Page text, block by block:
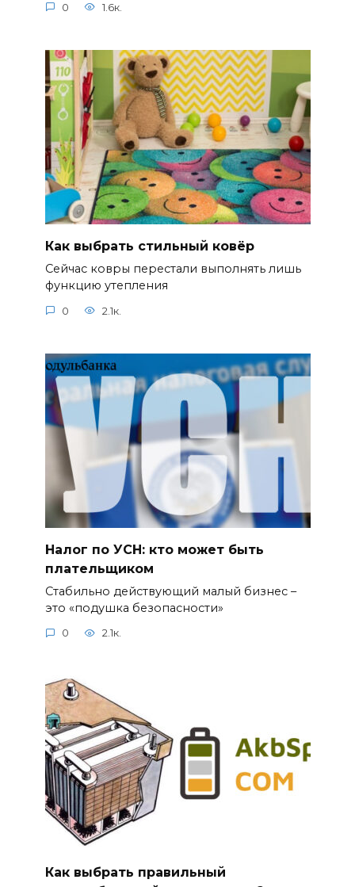
0 1.6к.
Как выбрать стильный ковёр
Сейчас ковры перестали выполнять лишь
функцию утепления
0 2.1к.
Налог по УСН: кто может быть
плательщиком
Стабильно действующий малый бизнес –
это «подушка безопасности»
0 2.1к.
Как выбрать правильный